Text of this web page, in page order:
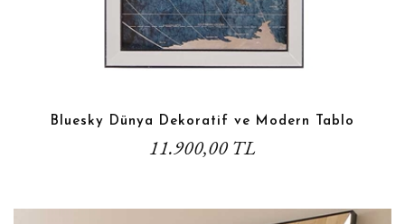
Bluesky Dünya Dekoratif ve Modern Tablo
11.900,00 TL